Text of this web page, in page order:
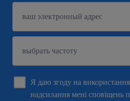
Я даю згоду на
надсилання мені сповіщень